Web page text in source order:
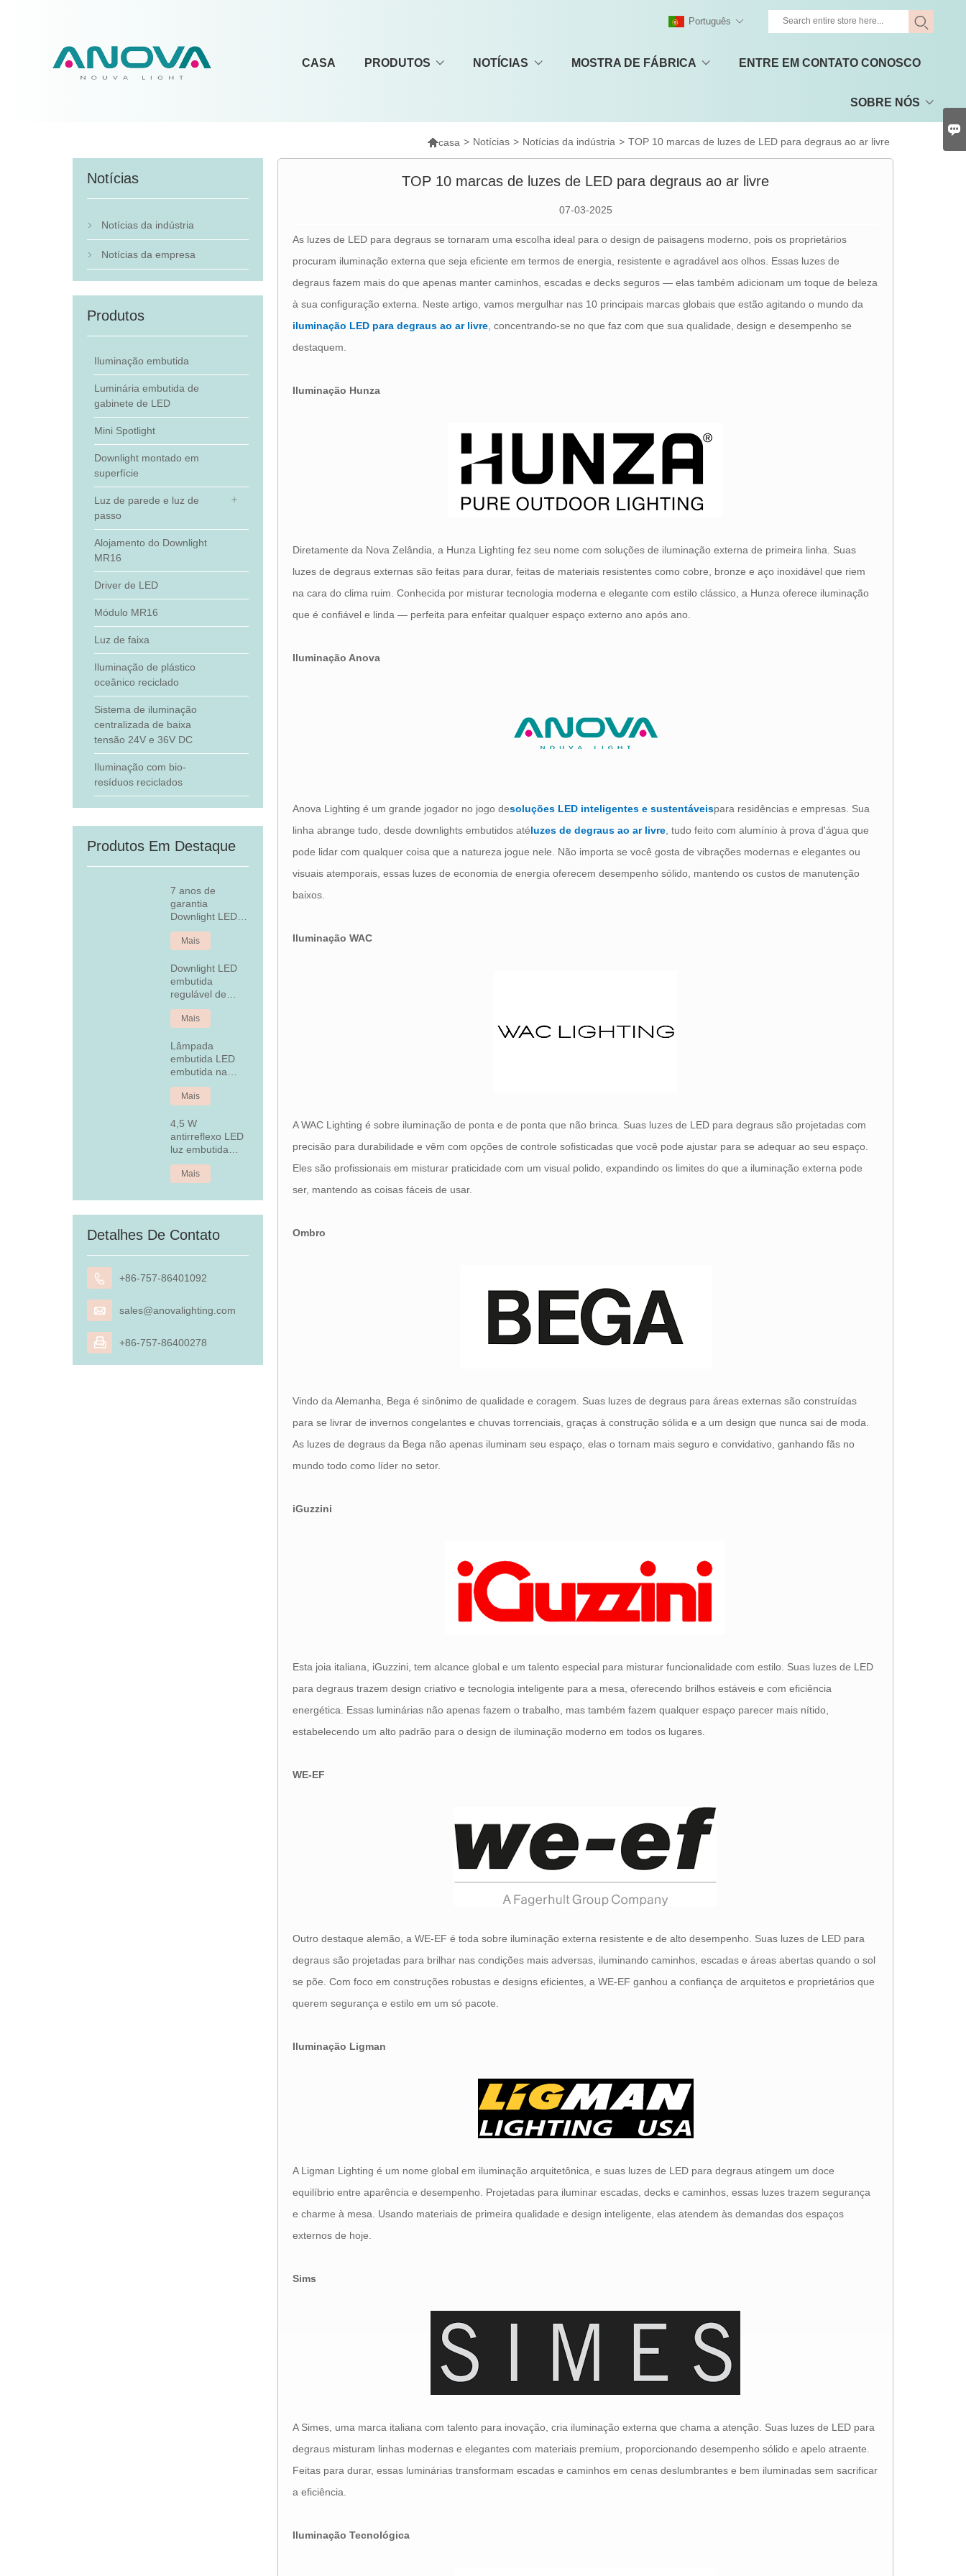
CASA PRODUTOS NOTÍCIAS MOSTRA DE FÁBRICA ENTRE EM CONTATO CONOSCO
SOBRE NÓS
Português
casa > Notícias > Notícias da indústria > TOP 10 marcas de luzes de LED para degraus ao ar livre
Notícias
 Notícias da indústria
 Notícias da empresa
Produtos
Iluminação embutida
Luminária embutida de
gabinete de LED
Mini Spotlight
Downlight montado em
superfície
Luz de parede e luz de
passo
Alojamento do Downlight
MR16
Driver de LED
Módulo MR16
Luz de faixa
Iluminação de plástico
oceânico reciclado
Sistema de iluminação
centralizada de baixa
tensão 24V e 36V DC
Iluminação com bio-
resíduos reciclados
Produtos Em Destaque
7 anos de
garantia
Downlight LED
embutido
regulável
Mais
Downlight LED
embutida
regulável de
alumínio fixo de
7 WMais
Lâmpada
embutida LED
embutida na
tampa traseira
Mais
4,5 W
antirreflexo LED
luz embutida
embutida
Mais
Detalhes De Contato
 +86-757-86401092
 sales@anovalighting.com
 +86-757-86400278
TOP 10 marcas de luzes de LED para degraus ao ar livre
07-03-2025
As luzes de LED para degraus se tornaram uma escolha ideal para o design de paisagens moderno, pois os proprietários
procuram iluminação externa que seja eficiente em termos de energia, resistente e agradável aos olhos. Essas luzes de
degraus fazem mais do que apenas manter caminhos, escadas e decks seguros — elas também adicionam um toque de beleza
à sua configuração externa. Neste artigo, vamos mergulhar nas 10 principais marcas globais que estão agitando o mundo da
iluminação LED para degraus ao ar livre , concentrando-se no que faz com que sua qualidade, design e desempenho se
destaquem.
Iluminação Hunza
Diretamente da Nova Zelândia, a Hunza Lighting fez seu nome com soluções de iluminação externa de primeira linha. Suas
luzes de degraus externas são feitas para durar, feitas de materiais resistentes como cobre, bronze e aço inoxidável que riem
na cara do clima ruim. Conhecida por misturar tecnologia moderna e elegante com estilo clássico, a Hunza oferece iluminação
que é confiável e linda — perfeita para enfeitar qualquer espaço externo ano após ano.
Iluminação Anova
Anova Lighting é um grande jogador no jogo desoluções LED inteligentes e sustentáveispara residências e empresas. Sua
linha abrange tudo, desde downlights embutidos atéluzes de degraus ao ar livre , tudo feito com alumínio à prova d'água que
pode lidar com qualquer coisa que a natureza jogue nele. Não importa se você gosta de vibrações modernas e elegantes ou
visuais atemporais, essas luzes de economia de energia oferecem desempenho sólido, mantendo os custos de manutenção
baixos.
Iluminação WAC
A WAC Lighting é sobre iluminação de ponta e de ponta que não brinca. Suas luzes de LED para degraus são projetadas com
precisão para durabilidade e vêm com opções de controle sofisticadas que você pode ajustar para se adequar ao seu espaço.
Eles são profissionais em misturar praticidade com um visual polido, expandindo os limites do que a iluminação externa pode
ser, mantendo as coisas fáceis de usar.
Ombro
Vindo da Alemanha, Bega é sinônimo de qualidade e coragem. Suas luzes de degraus para áreas externas são construídas
para se livrar de invernos congelantes e chuvas torrenciais, graças à construção sólida e a um design que nunca sai de moda.
As luzes de degraus da Bega não apenas iluminam seu espaço, elas o tornam mais seguro e convidativo, ganhando fãs no
mundo todo como líder no setor.
iGuzzini
Esta joia italiana, iGuzzini, tem alcance global e um talento especial para misturar funcionalidade com estilo. Suas luzes de LED
para degraus trazem design criativo e tecnologia inteligente para a mesa, oferecendo brilhos estáveis ​​e com eficiência
energética. Essas luminárias não apenas fazem o trabalho, mas também fazem qualquer espaço parecer mais nítido,
estabelecendo um alto padrão para o design de iluminação moderno em todos os lugares.
WE-EF
Outro destaque alemão, a WE-EF é toda sobre iluminação externa resistente e de alto desempenho. Suas luzes de LED para
degraus são projetadas para brilhar nas condições mais adversas, iluminando caminhos, escadas e áreas abertas quando o sol
se põe. Com foco em construções robustas e designs eficientes, a WE-EF ganhou a confiança de arquitetos e proprietários que
querem segurança e estilo em um só pacote.
Iluminação Ligman
A Ligman Lighting é um nome global em iluminação arquitetônica, e suas luzes de LED para degraus atingem um doce
equilíbrio entre aparência e desempenho. Projetadas para iluminar escadas, decks e caminhos, essas luzes trazem segurança
e charme à mesa. Usando materiais de primeira qualidade e design inteligente, elas atendem às demandas dos espaços
externos de hoje.
Sims
A Simes, uma marca italiana com talento para inovação, cria iluminação externa que chama a atenção. Suas luzes de LED para
degraus misturam linhas modernas e elegantes com materiais premium, proporcionando desempenho sólido e apelo atraente.
Feitas para durar, essas luminárias transformam escadas e caminhos em cenas deslumbrantes e bem iluminadas sem sacrificar
a eficiência.
Iluminação Tecnológica
